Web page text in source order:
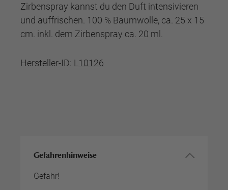
Zirbenspray kannst du den Duft intensivieren
und auffrischen. 100 % Baumwolle, ca. 25 x 15
cm. inkl. dem Zirbenspray ca. 20 ml.
Hersteller-ID: L10126
Gefahrenhinweise
Gefahr!